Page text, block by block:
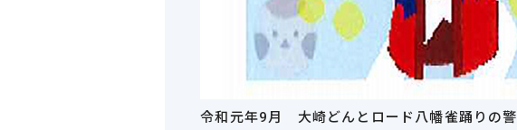
令和元年9月 大崎どんとロード八幡雀踊りの警